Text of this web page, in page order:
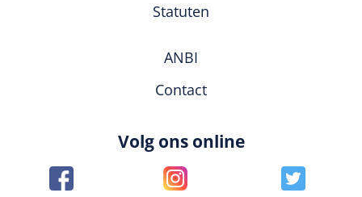
Statuten
ANBI
Contact
Volg ons online